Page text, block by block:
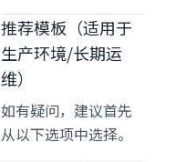
推荐模板（适用于
生产环境/长期运
维）
如有疑问，建议首先
从以下选项中选择。